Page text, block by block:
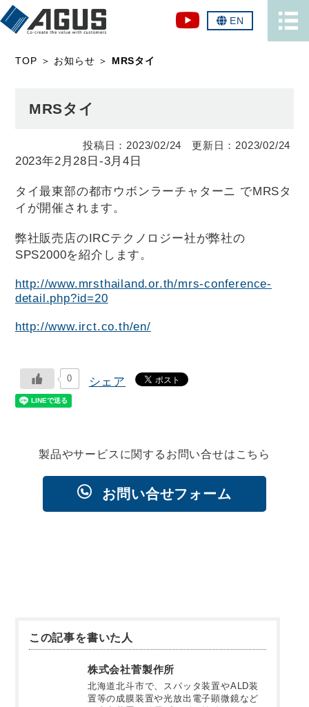
EN
TOP ＞ お知らせ ＞ MRSタイ
MRSタイ
2023/02/24 2023/02/24
2023年2月28日-3月4日
タイ最東部の都市ウボンラーチャターニ でMRSタ
イが開催されます。
弊社販売店のIRCテクノロジー社が弊社の
SPS2000を紹介します。
http://www.mrsthailand.or.th/mrs-conference-
detail.php?id=20
http://www.irct.co.th/en/
0 シェア
製品やサービスに関するお問い合せはこちら
お問い合せフォーム
この記事を書いた人
株式会社菅製作所
北海道北斗市で、スパッタ装置やALD装
置等の成膜装置や光放出電子顕微鏡など